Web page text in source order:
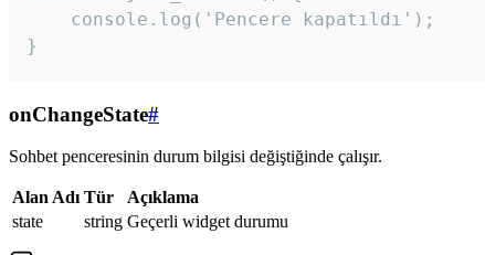
    console.log('Pencere kapatıldı');
}
onChangeState#
Sohbet penceresinin durum bilgisi değiştiğinde çalışır.
Alan Adı Tür
Açıklama
state
string Geçerli widget durumu